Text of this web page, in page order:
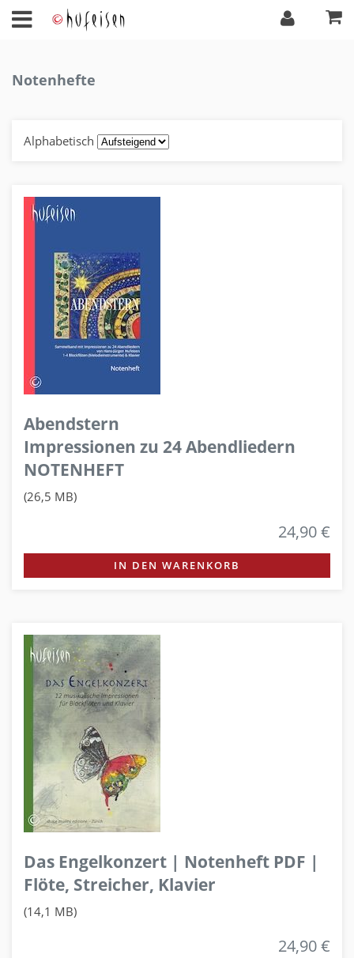
Notenhefte
Alphabetisch
Abendstern
Impressionen zu 24 Abendliedern
NOTENHEFT
(26,5 MB)
24,90 €
IN DEN WARENKORB
Das Engelkonzert | Notenheft PDF |
Flöte, Streicher, Klavier
(14,1 MB)
24,90 €